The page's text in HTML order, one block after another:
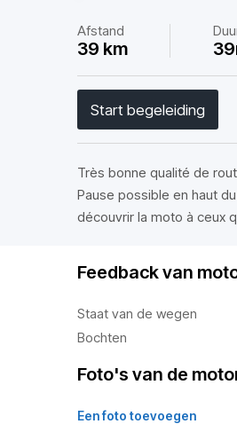
Afstand
39 km
Start begeleiding
Très bonne qualité de
Pause possible en haut
découvrir la moto à ceux
Feedback van
Staat van de wegen
Bochten
Foto's van de
Een foto toevoegen